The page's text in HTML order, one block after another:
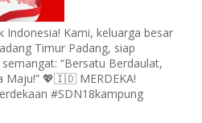
Indonesia! Kami, keluarga besar
Timur Padang, siap
“Bersatu Berdaulat,
Maju!” 💖🇮🇩 MERDEKA!
#SDN18kampung